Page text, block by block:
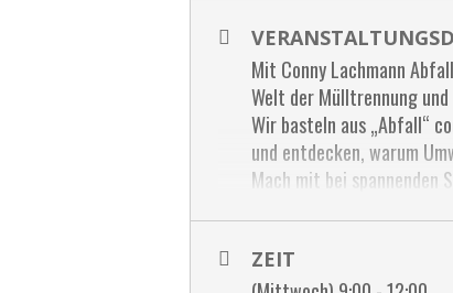
Mit Conny Lachmann
Welt der Mülltrennung
Wir basteln aus „Abfall“
und entdecken, warum
Mach mit bei
keine Kosten!
ZEIT